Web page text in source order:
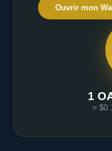
Ouvrir mon
1
≈